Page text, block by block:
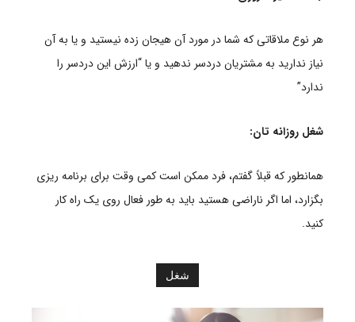
هر نوع ملاقاتی که شما در مورد آن هیجان زده نیستید و یا به آن
نیاز ندارید به مشتریان دردسر ندهید و یا “ارزش این دردسر را
ندارد”
شغل روزانه تان:
همانطور که قبلاً گفتم، فرد ممکن است کمی وقت برای برنامه ریزی
بگزارد، اما اگر ناراضی هستید باید به طور فعال روی یک راه کار
کنید.
شغل